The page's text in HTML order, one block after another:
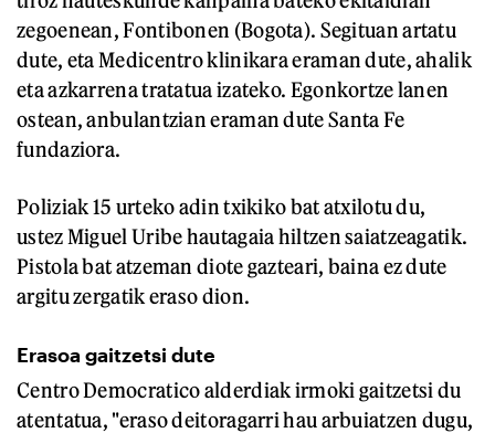
zegoenean, Fontibonen (Bogota). Segituan artatu
dute, eta Medicentro klinikara eraman dute, ahalik
eta azkarrena tratatua izateko. Egonkortze lanen
ostean, anbulantzian eraman dute Santa Fe
fundaziora.
Poliziak 15 urteko adin txikiko bat atxilotu du,
ustez Miguel Uribe hautagaia hiltzen saiatzeagatik.
Pistola bat atzeman diote gazteari, baina ez dute
argitu zergatik eraso dion.
Erasoa gaitzetsi dute
Centro Democratico alderdiak irmoki gaitzetsi du
atentatua, "eraso deitoragarri hau arbuiatzen dugu,